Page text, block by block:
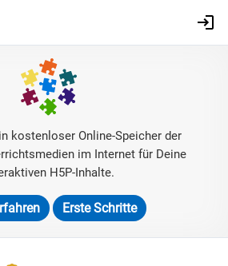
kostenloser Online-Speicher der
im Internet für Deine
H5P-Inhalte.
Erste Schritte